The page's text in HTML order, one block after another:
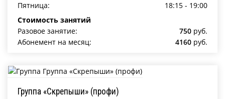
Пятница:
18:15 - 19:00
Стоимость занятий
Разовое занятие:
750 руб.
Абонемент на месяц:
4160 руб.
Группа «Скрепыши» (профи)